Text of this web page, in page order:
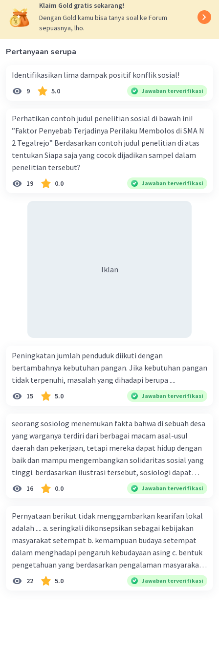
publik yang meningkat dapat membantu
mengatasi permasalahan sosial dan mendorong
keseimbangan sosial dalam masyarakat
Beri Rating
Klaim Gold gratis sekarang!
Dengan Gold kamu bisa tanya soal ke Forum
sepuasnya, lho.
Pertanyaan serupa
Identifikasikan lima dampak positif konflik sosial!
9 5.0 Jawaban terverifikasi
Perhatikan contoh judul penelitian sosial di bawah ini!
”Faktor Penyebab Terjadinya Perilaku Membolos di SMA N
2 Tegalrejo” Berdasarkan contoh judul penelitian di atas
tentukan Siapa saja yang cocok dijadikan sampel dalam
penelitian tersebut?
19 0.0 Jawaban terverifikasi
Iklan
Peningkatan jumlah penduduk diikuti dengan
bertambahnya kebutuhan pangan. Jika kebutuhan pangan
tidak terpenuhi, masalah yang dihadapi berupa ....
15 5.0 Jawaban terverifikasi
seorang sosiolog menemukan fakta bahwa di sebuah desa
yang warganya terdiri dari berbagai macam asal-usul
daerah dan pekerjaan, tetapi mereka dapat hidup dengan
baik dan mampu mengembangkan solidaritas sosial yang
tinggi. berdasarkan ilustrasi tersebut, sosiologi dapat
berfungsi sebagai ilmu yang ....
16 0.0 Jawaban terverifikasi
Pernyataan berikut tidak menggambarkan kearifan lokal
adalah .... a. seringkali dikonsepsikan sebagai kebijakan
masyarakat setempat b. kemampuan budaya setempat
dalam menghadapi pengaruh kebudayaan asing c. bentuk
pengetahuan yang berdasarkan pengalaman masyarakat
turun temurun antargenerasi d. Kebijakan manusia yang
bersandar pada filosofi nilai, etika, dan perilaku yang
22 5.0 Jawaban terverifikasi